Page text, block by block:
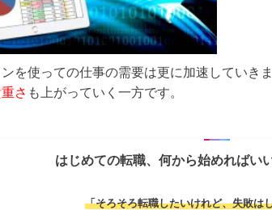
を使っての仕事の需要は更に加速していきま
さ も上がっていく一方です。
はじめての転職、何から始めればい
「そろそろ転職したいけれど、失敗